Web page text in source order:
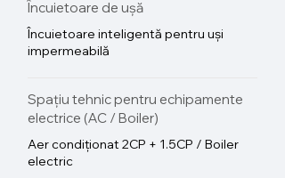
Încuietoare de ușă
Încuietoare inteligentă pentru uși
impermeabilă
Spațiu tehnic pentru echipamente
electrice (AC / Boiler)
Aer condiționat 2CP + 1.5CP / Boiler
electric